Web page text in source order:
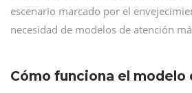
escenario marcado por el
necesidad de modelos de atención
Cómo funciona el